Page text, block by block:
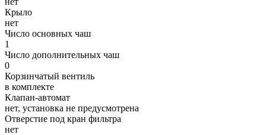
Крыло
нет
Число основных чаш
1
Число дополнительных чаш
0
Корзинчатый вентиль
в комплекте
Клапан-автомат
нет, установка не предусмотрена
Отверстие под кран фильтра
нет